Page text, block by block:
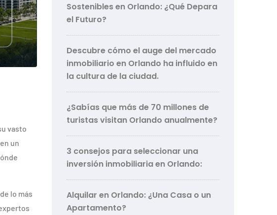
vasto
un
lo más
Sostenibles en Orlando: ¿Qué Depara
el Futuro?
Descubre cómo el auge del mercado
inmobiliario en Orlando ha influido en
la cultura de la ciudad.
¿Sabías que más de 70 millones de
turistas visitan Orlando anualmente?
3 consejos para seleccionar una
inversión inmobiliaria en Orlando:
Alquilar en Orlando: ¿Una Casa o un
Apartamento?